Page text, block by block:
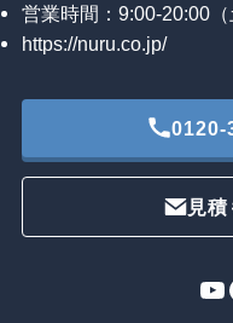
営業時間：9:00-20:00（
https://nuru.co.jp/
0120-
見